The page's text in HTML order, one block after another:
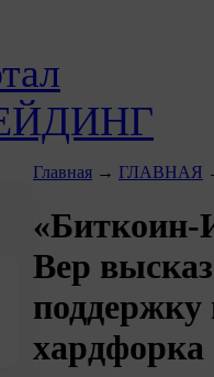
Главная → ГЛАВНАЯ
«Биткоин-
Вер
поддержку
хардфорка